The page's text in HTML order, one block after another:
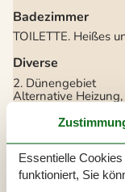
Badezimmer
TOILETTE. Heißes
Diverse
2. Dünengebiet
Alternative
Anzahl
Baumaterial: Holz
EL exkl.
Ferienhaus 91 m²
Haustiere Ja
Essentielle
funktioniert, Sie